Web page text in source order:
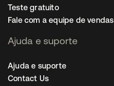
Teste gratuito
Fale com a equipe de vendas
Ajuda e suporte
Ajuda e suporte
Contact Us